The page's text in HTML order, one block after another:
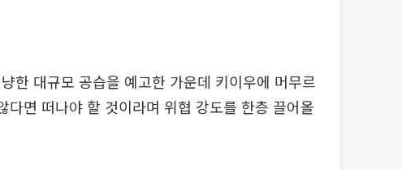
한 대규모 공습을 예고한 가운데 키이우에 머무르
면 떠나야 할 것이라며 위협 강도를 한층 끌어올